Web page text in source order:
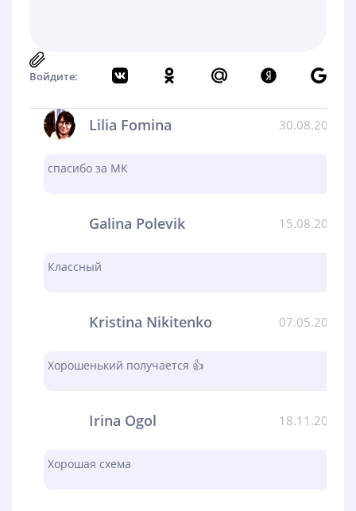
Войдите:
Lilia Fomina 30.08.2024
спасибо за МК
Galina Polevik 15.08.2024
Классный
Kristina Nikitenko 07.05.2024
Хорошенький получается 👍
Irina Ogol 18.11.2023
Хорошая схема